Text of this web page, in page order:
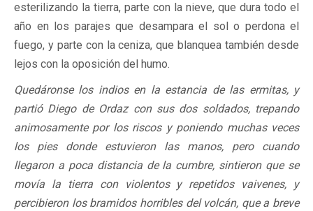
esterilizando la tierra, parte con la nieve, que dura todo el
año en los parajes que desampara el sol o perdona el
fuego, y parte con la ceniza, que blanquea también desde
lejos con la oposición del humo.
Quedáronse los indios en la estancia de las ermitas, y
partió Diego de Ordaz con sus dos soldados, trepando
animosamente por los riscos y poniendo muchas veces
los pies donde estuvieron las manos, pero cuando
llegaron a poca distancia de la cumbre, sintieron que se
movía la tierra con violentos y repetidos vaivenes, y
percibieron los bramidos horribles del volcán, que a breve